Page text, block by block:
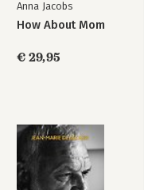
Anna Jacobs
How About Mom
€ 29,95